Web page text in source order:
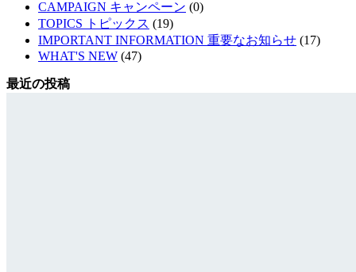
CAMPAIGN キャンペーン (0)
TOPICS トピックス (19)
IMPORTANT INFORMATION 重要なお知らせ (17)
WHAT'S NEW (47)
最近の投稿